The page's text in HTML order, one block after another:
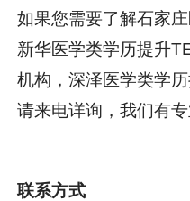
如果您需要了解石家
新华医学类学历提升
机构，深泽医学类学
请来电详询，我们有
联系方式